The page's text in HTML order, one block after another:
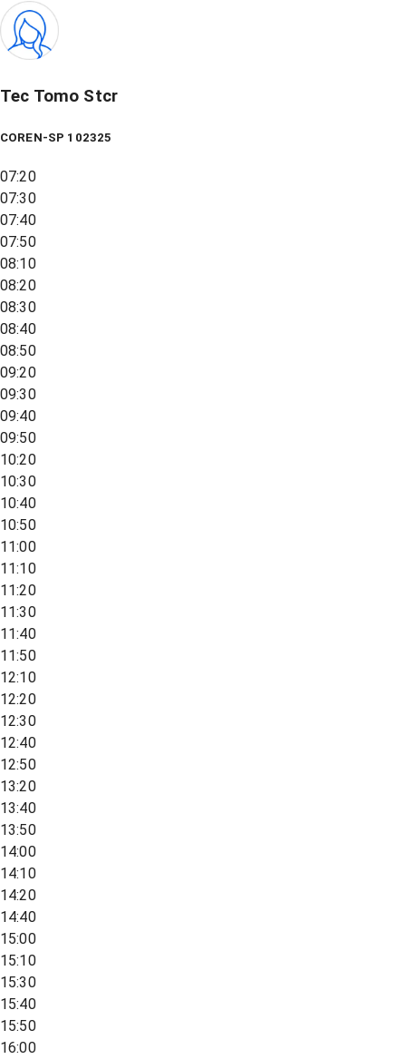
Tec Tomo Stcr
COREN-SP 102325
07:20
07:30
07:40
07:50
08:10
08:20
08:30
08:40
08:50
09:20
09:30
09:40
09:50
10:20
10:30
10:40
10:50
11:00
11:10
11:20
11:30
11:40
11:50
12:10
12:20
12:30
12:40
12:50
13:20
13:40
13:50
14:00
14:10
14:20
14:40
15:00
15:10
15:30
15:40
15:50
16:00